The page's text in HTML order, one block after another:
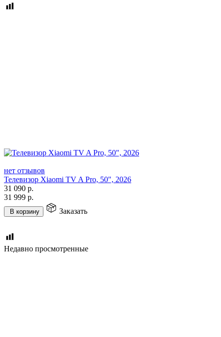
нет отзывов
Телевизор Xiaomi TV A Pro, 50", 2026
31 090 р.
31 999 р.
В корзину Заказать
Недавно просмотренные